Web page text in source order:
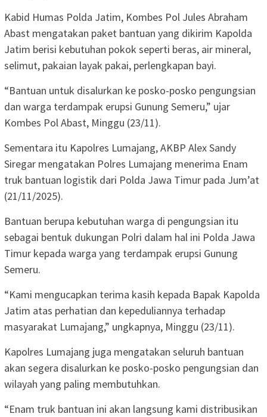
Kabid Humas Polda Jatim, Kombes Pol Jules Abraham
Abast mengatakan paket bantuan yang dikirim Kapolda
Jatim berisi kebutuhan pokok seperti beras, air mineral,
selimut, pakaian layak pakai, perlengkapan bayi.
“Bantuan untuk disalurkan ke posko-posko pengungsian
dan warga terdampak erupsi Gunung Semeru,” ujar
Kombes Pol Abast, Minggu (23/11).
Sementara itu Kapolres Lumajang, AKBP Alex Sandy
Siregar mengatakan Polres Lumajang menerima Enam
truk bantuan logistik dari Polda Jawa Timur pada Jum’at
(21/11/2025).
Bantuan berupa kebutuhan warga di pengungsian itu
sebagai bentuk dukungan Polri dalam hal ini Polda Jawa
Timur kepada warga yang terdampak erupsi Gunung
Semeru.
“Kami mengucapkan terima kasih kepada Bapak Kapolda
Jatim atas perhatian dan kepeduliannya terhadap
masyarakat Lumajang,” ungkapnya, Minggu (23/11).
Kapolres Lumajang juga mengatakan seluruh bantuan
akan segera disalurkan ke posko-posko pengungsian dan
wilayah yang paling membutuhkan.
“Enam truk bantuan ini akan langsung kami distribusikan